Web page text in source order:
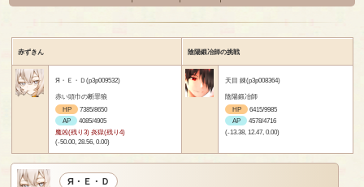
赤ずきん 陰陽鍛冶師の挑戦
Я・Ｅ・Ｄ(p3p009532)
赤い頭巾の断罪狼
HP
7385/8650
AP
4085/4905
魔凶(残り3) 炎獄(残り4)
(-50.00, 28.56, 0.00)
天目 錬(p3p008364)
陰陽鍛冶師
HP
6415/9985
AP
4578/4716
(-13.38, 12.47, 0.00)
Я・Ｅ・Ｄ